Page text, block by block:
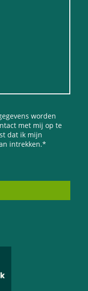
worden
met mij op te
dat ik mijn
intrekken.*